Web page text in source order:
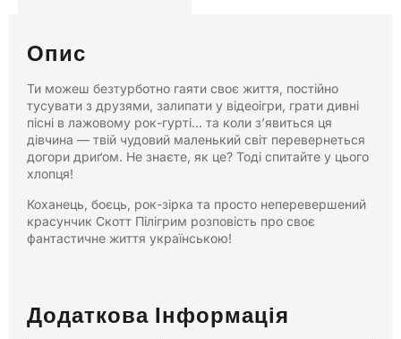
Опис
Ти можеш безтурботно гаяти своє життя, постійно
тусувати з друзями, залипати у відеоігри, грати дивні
пісні в лажовому рок-гурті… та коли з’явиться ця
дівчина — твій чудовий маленький світ перевернеться
догори дриґом. Не знаєте, як це? Тоді спитайте у цього
хлопця!
Коханець, боєць, рок-зірка та просто неперевершений
красунчик Скотт Пілігрим розповість про своє
фантастичне життя українською!
Додаткова Інформація